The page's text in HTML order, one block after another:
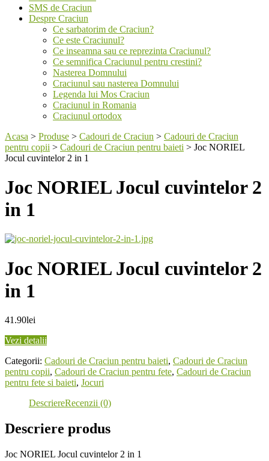
SMS de Craciun
Despre Craciun
Ce sarbatorim de Craciun?
Ce este Craciunul?
Ce inseamna sau ce reprezinta Craciunul?
Ce semnifica Craciunul pentru crestini?
Nasterea Domnului
Craciunul sau nasterea Domnului
Legenda lui Mos Craciun
Craciunul in Romania
Craciunul ortodox
Acasa > Produse > Cadouri de Craciun > Cadouri de Craciun
pentru copii > Cadouri de Craciun pentru baieti > Joc NORIEL
Jocul cuvintelor 2 in 1
Joc NORIEL Jocul cuvintelor 2
in 1
Joc NORIEL Jocul cuvintelor 2
in 1
41.90lei
Vezi detalii
Categorii: Cadouri de Craciun pentru baieti, Cadouri de Craciun
pentru copii, Cadouri de Craciun pentru fete, Cadouri de Craciun
pentru fete si baieti, Jocuri
DescriereRecenzii (0)
Descriere produs
Joc NORIEL Jocul cuvintelor 2 in 1